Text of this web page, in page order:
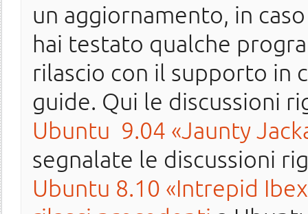
un aggiornamento, in
hai testato qualche
rilascio con il supporto in
guide. Qui le discussioni
Ubuntu 9.04 «Jaunty
segnalate le discussioni
Ubuntu 8.10 «Intrepid